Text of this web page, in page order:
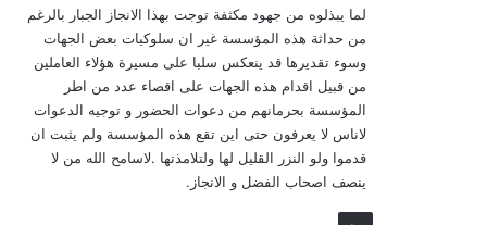
لما يبذلوه من جهود مكثفة توجت بهذا الانجاز الجبار بالرغم
من حداثة هذه المؤسسة غير ان سلوكيات بعض الجهات
وسوء تقديرها قد ينعكس سلبا على مسيرة هؤلاء العاملين
من قبيل اقدام هذه الجهات على اقصاء عدد من اطر
المؤسسة بحرمانهم من دعوات الحضور و توجيه الدعوات
لاناس لا يعرفون حتى اين تقع هذه المؤسسة ولم يثبت ان
قدموا ولو النزر القليل لها ولتلامذتها .لاسامح الله من لا
ينصف اصحاب الفضل و الانجاز.